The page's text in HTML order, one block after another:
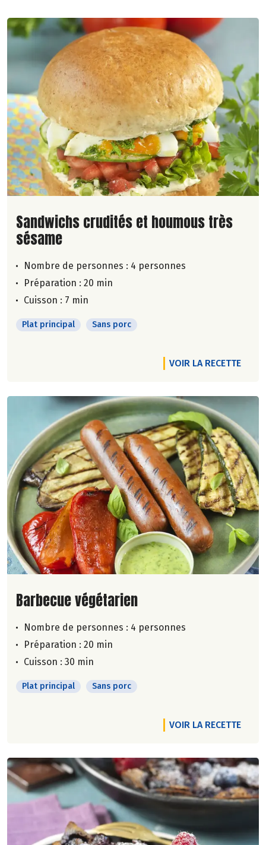
Lire la suite de la recette
Sandwichs crudités et houmous très
sésame
Nombre de personnes : 4 personnes
Préparation : 20 min
Cuisson : 7 min
Plat principal Sans porc
VOIR LA RECETTE
Lire la suite de la recette
Barbecue végétarien
Nombre de personnes : 4 personnes
Préparation : 20 min
Cuisson : 30 min
Plat principal Sans porc
VOIR LA RECETTE